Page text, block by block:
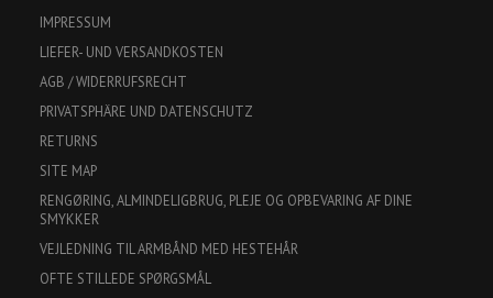
IMPRESSUM
LIEFER- UND VERSANDKOSTEN
AGB / WIDERRUFSRECHT
PRIVATSPHÄRE UND DATENSCHUTZ
RETURNS
SITE MAP
RENGØRING, ALMINDELIGBRUG, PLEJE OG OPBEVARING AF DINE
SMYKKER
VEJLEDNING TIL ARMBÅND MED HESTEHÅR
OFTE STILLEDE SPØRGSMÅL